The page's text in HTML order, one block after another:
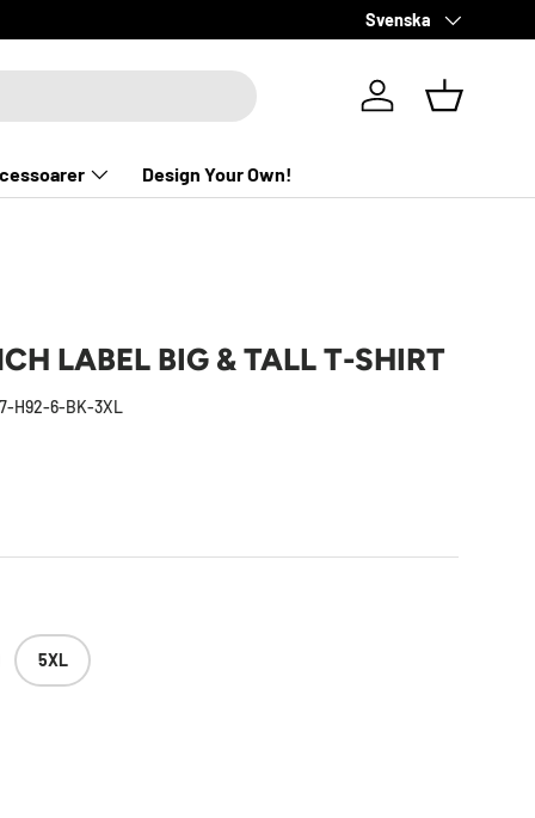
⭐️ ⭐️ ⭐️ ⭐️ ⭐️ | 4.7
Språk
Svenska
Logga inKundkorg
Design Your Own!
LABEL BIG & TALL T-SHIRT
H92-6-BK-3XL
5XL